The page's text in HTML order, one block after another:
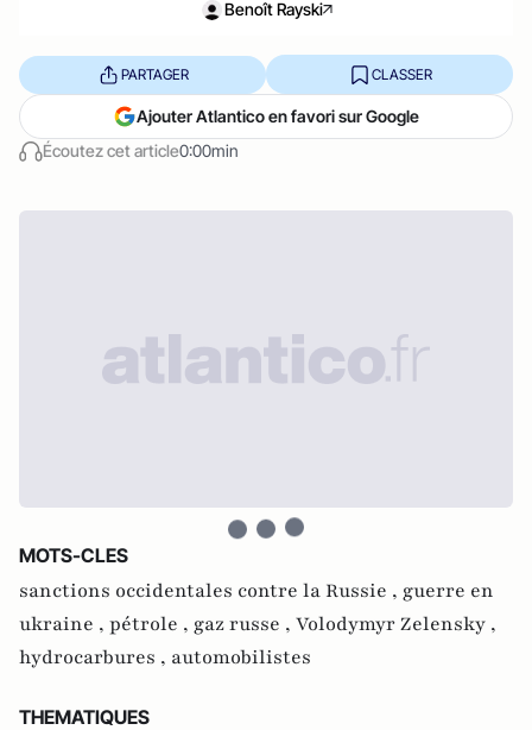
Benoît Rayski
Écoutez cet article0:00min
PARTAGER CLASSER
Ajouter Atlantico en favori sur Google
MOTS-CLES
sanctions occidentales contre la Russie , guerre en
ukraine , pétrole , gaz russe , Volodymyr Zelensky ,
hydrocarbures , automobilistes
THEMATIQUES